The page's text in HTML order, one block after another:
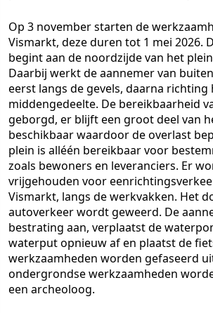
Op 3 november starten de
Vismarkt, deze duren tot 1 mei 2026.
begint aan de noordzijde van het
Daarbij werkt de aannemer van
eerst langs de gevels, daarna richting
middengedeelte. De bereikbaarheid
geborgd, er blijft een groot deel van
beschikbaar waardoor de overlast
plein is alléén bereikbaar voor
zoals bewoners en leveranciers. Er
vrijgehouden voor
Vismarkt, langs de werkvakken. Het
autoverkeer wordt geweerd. De
bestrating aan, verplaatst de
waterput opnieuw af en plaatst de
werkzaamheden worden gefaseerd
ondergrondse werkzaamheden
een archeoloog.